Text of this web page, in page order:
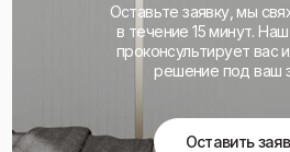
Оставьте заявку, мы
в течение 15 минут.
проконсультирует вас
решение под ваш
Оставить